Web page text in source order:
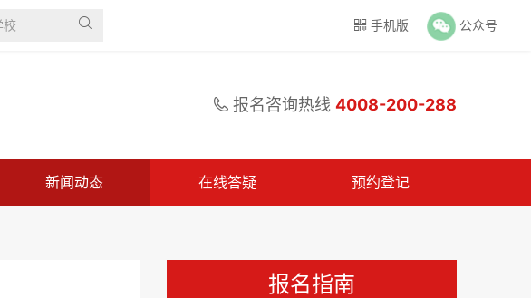
  手机版 公众号
 报名咨询热线 4008-200-288
新闻动态 在线答疑 预约登记
报名指南